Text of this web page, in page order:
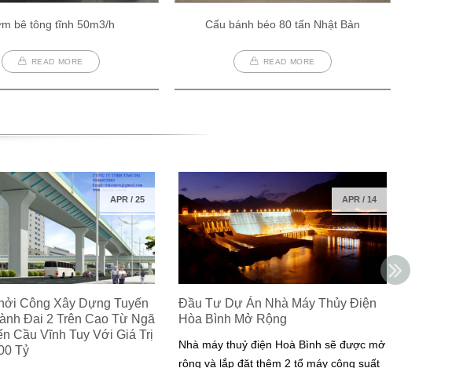
bê tông tĩnh 50m3/h
READ MORE
Cẩu bánh béo 80 tấn Nhật Bản
READ MORE
APR / 25
Công Xây Dựng Tuyến
Đai 2 Trên Cao Từ Ngã
Cầu Vĩnh Tuy Với Giá Trị
Tỷ
APR / 14
Đầu Tư Dự Án Nhà Máy Thủy Điện
Hòa Bình Mở Rộng
Nhà máy thuỷ điện Hoà Bình sẽ được mở
rộng và lắp đặt thêm 2 tổ máy công suất